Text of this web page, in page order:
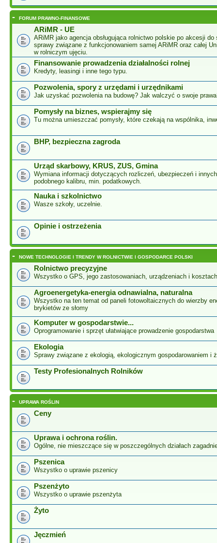
- FORUM PRAWNO-FINANSOWE
ARiMR - UE
ARiMR jako agencja obsługująca rolnictwo polskie po akcesji do
sprawy związane z funkcjonowaniem samej ARiMR oraz całej
w rolniczym ujęciu.
Finansowanie prowadzenia działalności rolnej
Kredyty, leasingi i inne tego typu.
Pozwolenia, spory z urzędami i urzędnikami
Jak uzyskać pozwolenia na budowę? Jak walczyć o swoje
Pomysły na biznes, wspierajmy się
Tu można umieszczać pomysły, które czekają na wspólnika,
BHP, bezpieczna zagroda
Urząd skarbowy, KRUS, ZUS, Gmina
Wymiana informacji dotyczących rozliczeń, ubezpieczeń i
podobnego kalibru, min. podatkowych.
Nauka i szkolnictwo
Wasze szkoły, uczelnie.
Opinie i ostrzeżenia
- NOWE TECHNOLOGIE I TRENDY W ROLNICTWIE I GOSPODARCE POLSKI
Rolnictwo precyzyjne
Wszystko o GPS, jego zastosowaniach, urządzeniach i kosztach
Agroenergetyka-energia odnawialna, naturalna
Wszystko na ten temat od paneli fotowoltaicznych do wierzby
brykietów ze słomy
Komputer w gospodarstwie...
Oprogramowanie i sprzęt ułatwiające prowadzenie gospodarstwa
Ekologia
Sprawy związane z ekologią, ekologicznym gospodarowaniem i
Testy Profesionalnych Rolników
- UPRAWA ROŚLIN
Ceny
Uprawa i ochrona roślin.
Ogólne, nie mieszczące się w poszczególnych działach
Pszenica
Wszystko o uprawie pszenicy
Pszenżyto
Wszystko o uprawie pszenżyta
Żyto
Jęczmień